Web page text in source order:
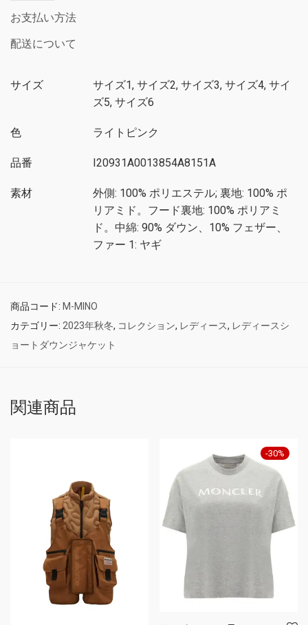
お支払い方法
配送について
サイズ
サイズ1, サイズ2, サイズ3, サイズ4, サイ
ズ5, サイズ6
色 ライトピンク
品番 I20931A0013854A8151A
素材
外側: 100% ポリエステル; 裏地: 100% ポ
リアミド。フード裏地: 100% ポリアミ
ド。中綿: 90% ダウン、10% フェザー、
ファー 1: ヤギ
商品コード: M-MINO
カテゴリー: 2023年秋冬, コレクション, レディース, レディースシ
ョートダウンジャケット
関連商品
-30%